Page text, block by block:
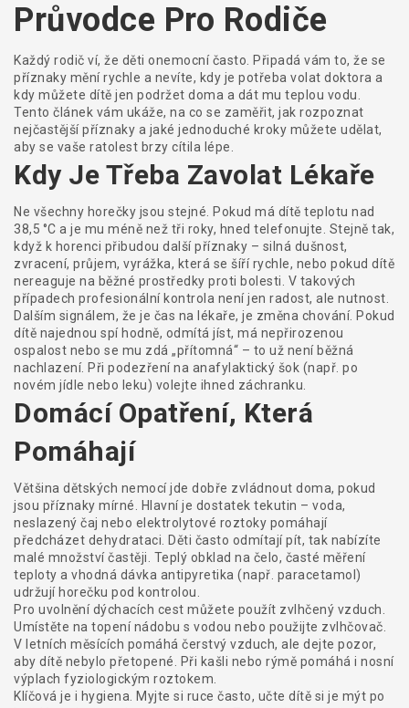
Průvodce Pro Rodiče
Každý rodič ví, že děti onemocní často. Připadá vám to, že se
příznaky mění rychle a nevíte, kdy je potřeba volat doktora a
kdy můžete dítě jen podržet doma a dát mu teplou vodu.
Tento článek vám ukáže, na co se zaměřit, jak rozpoznat
nejčastější příznaky a jaké jednoduché kroky můžete udělat,
aby se vaše ratolest brzy cítila lépe.
Kdy Je Třeba Zavolat Lékaře
Ne všechny horečky jsou stejné. Pokud má dítě teplotu nad
38,5 °C a je mu méně než tři roky, hned telefonujte. Stejně tak,
když k horenci přibudou další příznaky – silná dušnost,
zvracení, průjem, vyrážka, která se šíří rychle, nebo pokud dítě
nereaguje na běžné prostředky proti bolesti. V takových
případech profesionální kontrola není jen radost, ale nutnost.
Dalším signálem, že je čas na lékaře, je změna chování. Pokud
dítě najednou spí hodně, odmítá jíst, má nepřirozenou
ospalost nebo se mu zdá „přítomná“ – to už není běžná
nachlazení. Při podezření na anafylaktický šok (např. po
novém jídle nebo leku) volejte ihned záchranku.
Domácí Opatření, Která
Pomáhají
Většina dětských nemocí jde dobře zvládnout doma, pokud
jsou příznaky mírné. Hlavní je dostatek tekutin – voda,
neslazený čaj nebo elektrolytové roztoky pomáhají
předcházet dehydrataci. Děti často odmítají pít, tak nabízíte
malé množství častěji. Teplý obklad na čelo, časté měření
teploty a vhodná dávka antipyretika (např. paracetamol)
udržují horečku pod kontrolou.
Pro uvolnění dýchacích cest můžete použít zvlhčený vzduch.
Umístěte na topení nádobu s vodou nebo použijte zvlhčovač.
V letních měsících pomáhá čerstvý vzduch, ale dejte pozor,
aby dítě nebylo přetopené. Při kašli nebo rýmě pomáhá i nosní
výplach fyziologickým roztokem.
Klíčová je i hygiena. Myjte si ruce často, učte dítě si je mýt po